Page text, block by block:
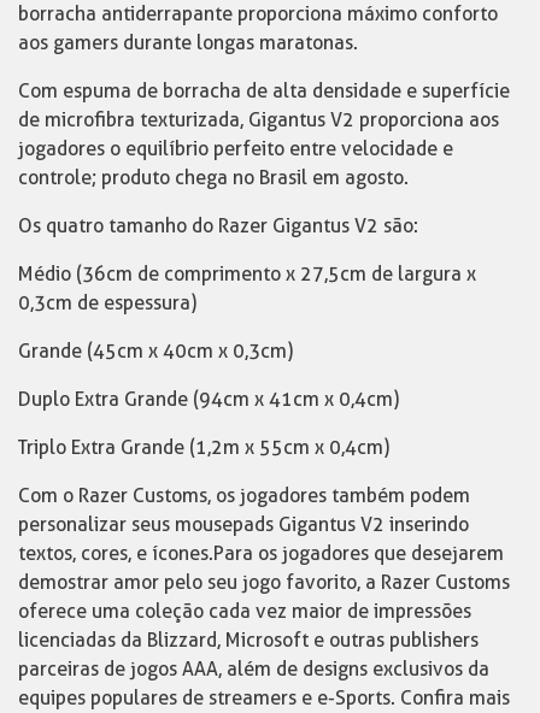
borracha antiderrapante proporciona máximo conforto
aos gamers durante longas maratonas.
Com espuma de borracha de alta densidade e superfície
de microfibra texturizada, Gigantus V2 proporciona aos
jogadores o equilíbrio perfeito entre velocidade e
controle; produto chega no Brasil em agosto.
Os quatro tamanho do Razer Gigantus V2 são:
Médio (36cm de comprimento x 27,5cm de largura x
0,3cm de espessura)
Grande (45cm x 40cm x 0,3cm)
Duplo Extra Grande (94cm x 41cm x 0,4cm)
Triplo Extra Grande (1,2m x 55cm x 0,4cm)
Com o Razer Customs, os jogadores também podem
personalizar seus mousepads Gigantus V2 inserindo
textos, cores, e ícones.Para os jogadores que desejarem
demostrar amor pelo seu jogo favorito, a Razer Customs
oferece uma coleção cada vez maior de impressões
licenciadas da Blizzard, Microsoft e outras publishers
parceiras de jogos AAA, além de designs exclusivos da
equipes populares de streamers e e-Sports. Confira mais